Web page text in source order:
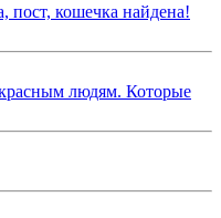
пост, кошечка найдена!
людям. Которые